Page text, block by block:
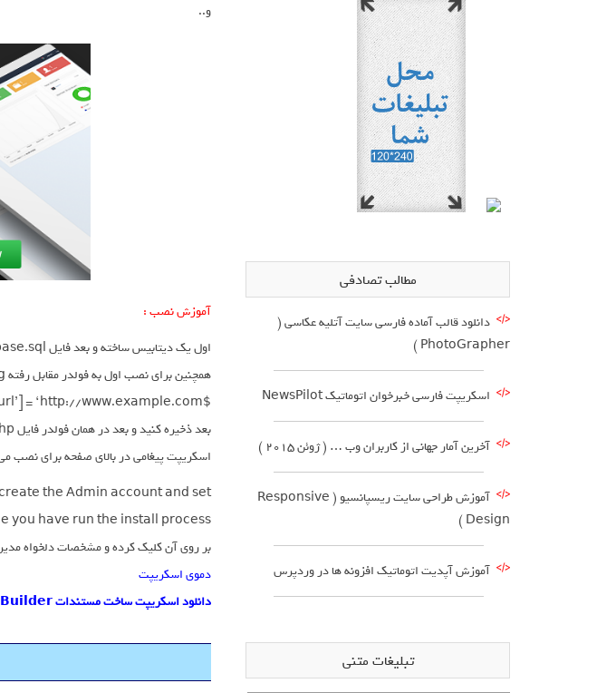
و..
آموزش نصب :
اول یک دیتابیس ساخته و بعد فایل database.sql که درون فولدر است ایمپورت نمایید .
اسکریپت پیغامی در بالای صفحه برای نصب
the Admin account and set
you have run the install process.
بر روی آن کلیک کرده و مشخصات دلخواه
دموی اسکریپت
دانلود اسکریپت ساخت مستندات Documentation Builder نسخه 1.1
مطالب تصادفی
دانلود قالب آماده فارسی سایت آتلیه عکاسی (
PhotoGrapher )
اسکریپت فارسی خبرخوان اتوماتیک NewsPilot
آخرین آمار جهانی از کاربران وب … ( ژوئن 2015 )
آموزش طراحی سایت ریسپانسیو ( Responsive
Design )
آموزش آپدیت اتوماتیک افزونه ها در وردپرس
تبلیغات متنی